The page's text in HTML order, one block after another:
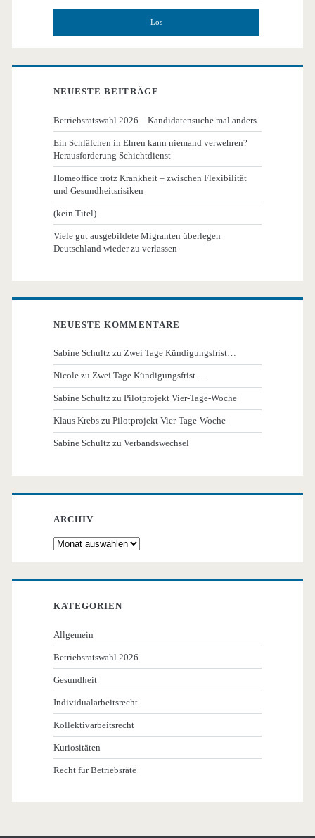
NEUESTE BEITRÄGE
Betriebsratswahl 2026 – Kandidatensuche mal anders
Ein Schläfchen in Ehren kann niemand verwehren?
Herausforderung Schichtdienst
Homeoffice trotz Krankheit – zwischen Flexibilität
und Gesundheitsrisiken
(kein Titel)
Viele gut ausgebildete Migranten überlegen
Deutschland wieder zu verlassen
NEUESTE KOMMENTARE
Sabine Schultz zuZwei Tage Kündigungsfrist…
Nicole zuZwei Tage Kündigungsfrist…
Sabine Schultz zuPilotprojekt Vier-Tage-Woche
Klaus Krebs zuPilotprojekt Vier-Tage-Woche
Sabine Schultz zuVerbandswechsel
ARCHIV
Archiv
KATEGORIEN
Allgemein
Betriebsratswahl 2026
Gesundheit
Individualarbeitsrecht
Kollektivarbeitsrecht
Kuriositäten
Recht für Betriebsräte